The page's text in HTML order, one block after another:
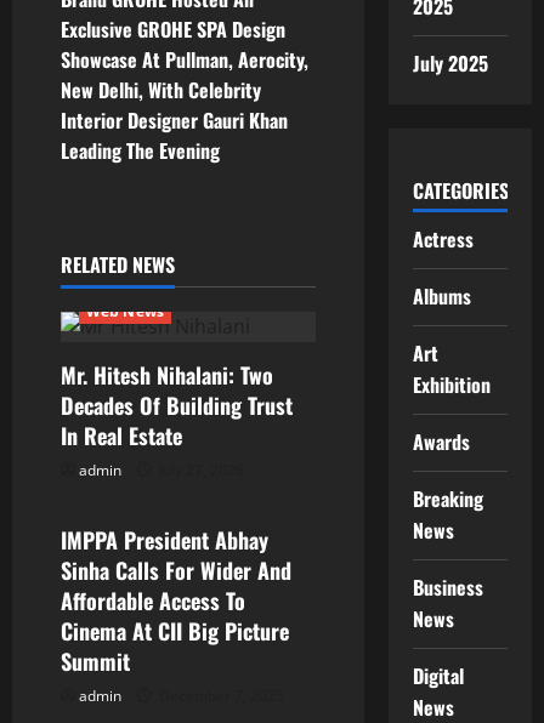
a
v
i
a
t
i
o
n
Exclusive GROHE SPA Design
Showcase At Pullman, Aerocity,
New Delhi, With Celebrity
Interior Designer Gauri Khan
Leading The Evening
RELATED NEWS
Web News
Mr. Hitesh Nihalani: Two
Decades Of Building Trust
In Real Estate
admin
Web News
IMPPA President Abhay
Sinha Calls For Wider And
Affordable Access To
Cinema At CII Big Picture
Summit
admin
Web News
2025
July 2025
CATEGORIES
Actress
Albums
Art
Exhibition
Awards
Breaking
News
Business
News
Digital
News